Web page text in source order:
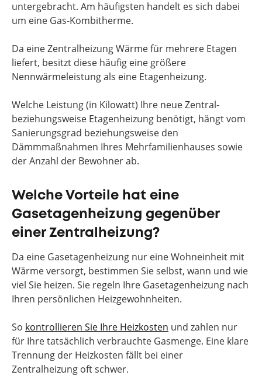
untergebracht. Am häufigsten handelt es sich dabei
um eine Gas-Kombitherme.
Da eine Zentralheizung Wärme für mehrere Etagen
liefert, besitzt diese häufig eine größere
Nennwärmeleistung als eine Etagenheizung.
Welche Leistung (in Kilowatt) Ihre neue Zentral-
beziehungsweise Etagenheizung benötigt, hängt vom
Sanierungsgrad beziehungsweise den
Dämmmaßnahmen Ihres Mehrfamilienhauses sowie
der Anzahl der Bewohner ab.
Welche Vorteile hat eine
Gasetagenheizung gegenüber
einer Zentralheizung?
Da eine Gasetagenheizung nur eine Wohneinheit mit
Wärme versorgt, bestimmen Sie selbst, wann und wie
viel Sie heizen. Sie regeln Ihre Gasetagenheizung nach
Ihren persönlichen Heizgewohnheiten.
So kontrollieren Sie Ihre Heizkosten und zahlen nur
für Ihre tatsächlich verbrauchte Gasmenge. Eine klare
Trennung der Heizkosten fällt bei einer
Zentralheizung oft schwer.